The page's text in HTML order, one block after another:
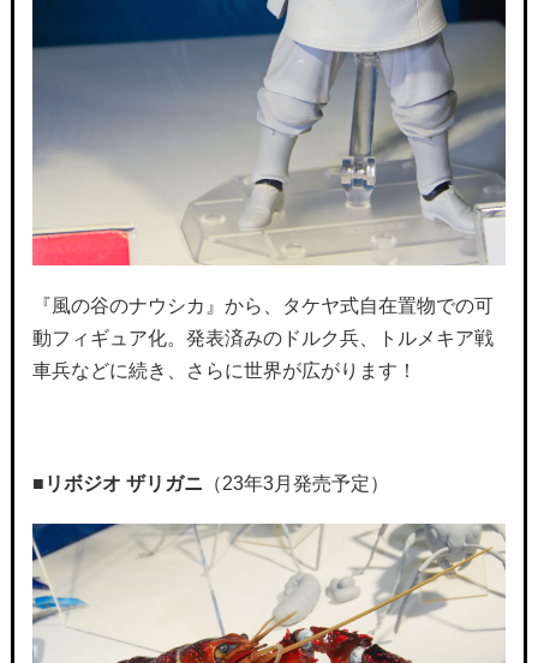
『風の谷のナウシカ』から、タケヤ式自在置物での可
動フィギュア化。発表済みのドルク兵、トルメキア戦
車兵などに続き、さらに世界が広がります！
■ リボジオ ザリガニ （23年3月発売予定）